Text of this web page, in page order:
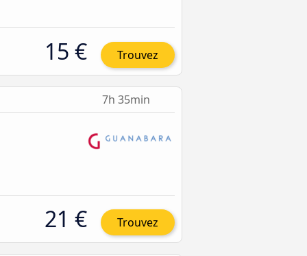
15 € Trouvez
7h 35min
21 € Trouvez